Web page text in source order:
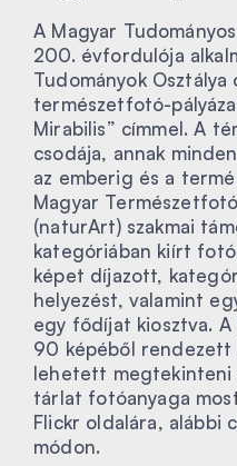
A Magyar
200. évfordulója
Tudományok Osztálya
természetfotó-
Mirabilis” címmel. A
csodája, annak
az emberig és a
Magyar
(naturArt) szakmai
kategóriában kiírt
képet díjazott,
helyezést, valamint
egy fődíjat kiosztva.
90 képéből rendezett
lehetett megtekinteni
tárlat fotóanyaga
Flickr oldalára, alábbi
módon.